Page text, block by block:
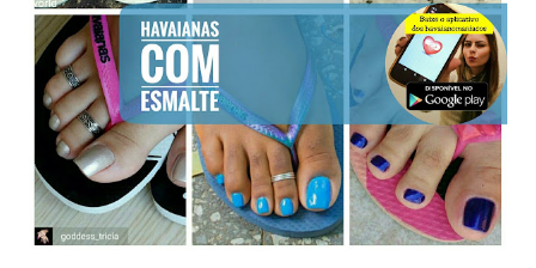
gravidade e da moda: o salto plataforma construído com
Havaianas . A ironia da "Basiquinha": O figurino de joias
Antes de chegarmos aos pés, precisamos falar sobre a
armadura de brilho que Paolla ostentou. O conjunto,
composto por um top e uma minissaia, não era apenas
"bordado", mas sim uma escultura de pedrarias
multicoloridas . ...